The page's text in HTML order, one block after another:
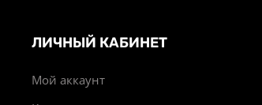
ЛИЧНЫЙ КАБИНЕТ
Мой аккаунт